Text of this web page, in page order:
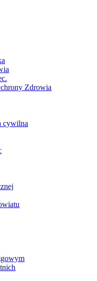
Zdrowia
cywilna